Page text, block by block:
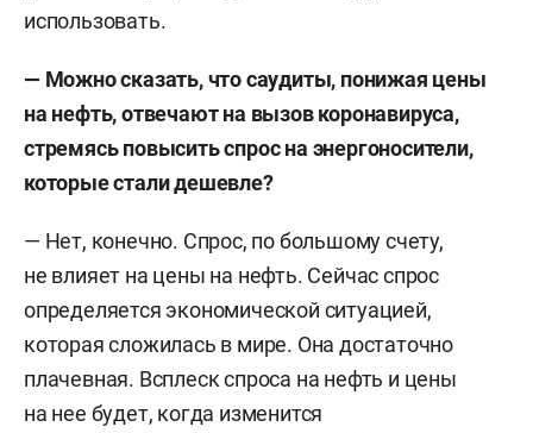
использовать.
— Можно сказать, что саудиты, понижая цены
на нефть, отвечают на вызов коронавируса,
стремясь повысить спрос на энергоносители,
которые стали дешевле?
— Нет, конечно. Спрос, по большому счету,
не влияет на цены на нефть. Сейчас спрос
определяется экономической ситуацией,
которая сложилась в мире. Она достаточно
плачевная. Всплеск спроса на нефть и цены
на нее будет, когда изменится